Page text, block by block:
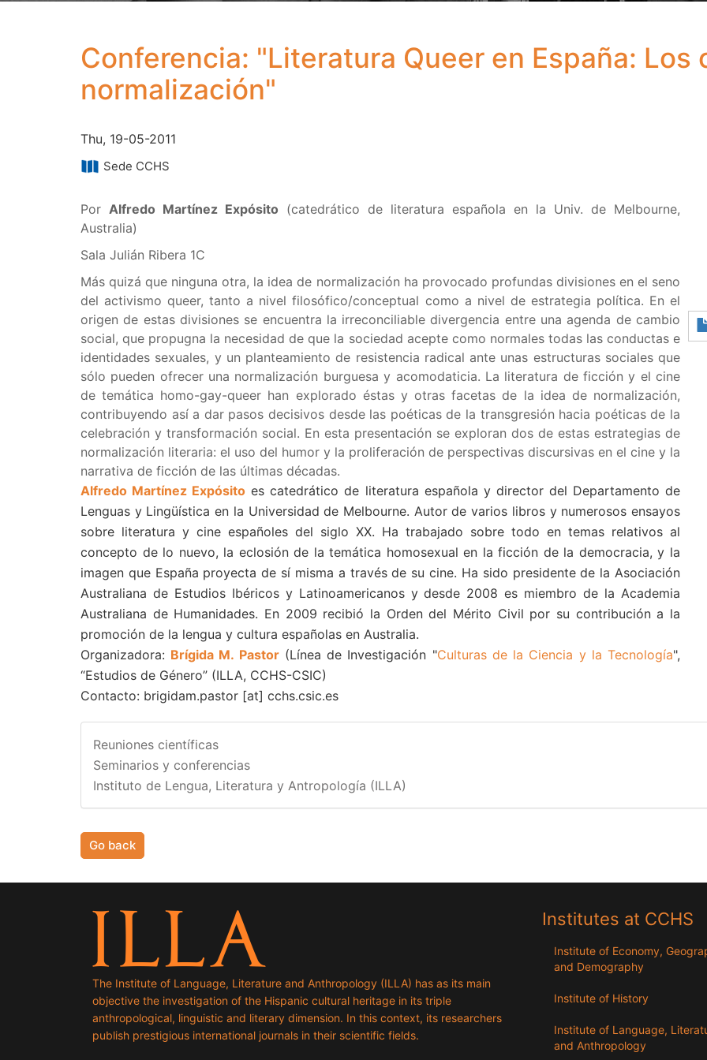
Conferencia: "Literatura Queer en España: Los
normalización"
Thu, 19-05-2011
Sede CCHS
Por Alfredo Martínez Expósito (catedrático de literatura española en la Univ. de Melbourne,
Australia)
Sala Julián Ribera 1C
Más quizá que ninguna otra, la idea de normalización ha provocado profundas divisiones en el seno
del activismo queer, tanto a nivel filosófico/conceptual como a nivel de estrategia política. En el
origen de estas divisiones se encuentra la irreconciliable divergencia entre una agenda de cambio
social, que propugna la necesidad de que la sociedad acepte como normales todas las conductas e
identidades sexuales, y un planteamiento de resistencia radical ante unas estructuras sociales que
sólo pueden ofrecer una normalización burguesa y acomodaticia. La literatura de ficción y el cine
de temática homo-gay-queer han explorado éstas y otras facetas de la idea de normalización,
contribuyendo así a dar pasos decisivos desde las poéticas de la transgresión hacia poéticas de la
celebración y transformación social. En esta presentación se exploran dos de estas estrategias de
normalización literaria: el uso del humor y la proliferación de perspectivas discursivas en el cine y la
narrativa de ficción de las últimas décadas.
Alfredo Martínez Expósito es catedrático de literatura española y director del Departamento de
Lenguas y Lingüística en la Universidad de Melbourne. Autor de varios libros y numerosos ensayos
sobre literatura y cine españoles del siglo XX. Ha trabajado sobre todo en temas relativos al
concepto de lo nuevo, la eclosión de la temática homosexual en la ficción de la democracia, y la
imagen que España proyecta de sí misma a través de su cine. Ha sido presidente de la Asociación
Australiana de Estudios Ibéricos y Latinoamericanos y desde 2008 es miembro de la Academia
Australiana de Humanidades. En 2009 recibió la Orden del Mérito Civil por su contribución a la
promoción de la lengua y cultura españolas en Australia.
Organizadora: Brígida M. Pastor(Línea de Investigación "Culturas de la Ciencia y la Tecnología",
“Estudios de Género” (ILLA, CCHS-CSIC)
Contacto: brigidam.pastor [at] cchs.csic.es
Reuniones científicas
Seminarios y conferencias
Instituto de Lengua, Literatura y Antropología (ILLA)
Go back
The Institute of Language, Literature and Anthropology (ILLA) has as its main
objective the investigation of the Hispanic cultural heritage in its triple
anthropological, linguistic and literary dimension. In this context, its researchers
publish prestigious international journals in their scientific fields.
Institutes at CCHS
Institute of Economy,
and Demography
Institute of History
Institute of Language,
and Anthropology